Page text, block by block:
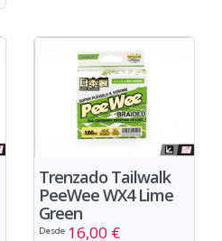
Trenzado Tailwalk
PeeWee WX4 Lime
Green
Desde 16,00 €